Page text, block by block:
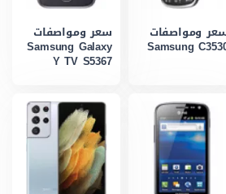
ومواصفات
Samsung
سعر ومواصفات
Samsung Galaxy
Y TV S5367